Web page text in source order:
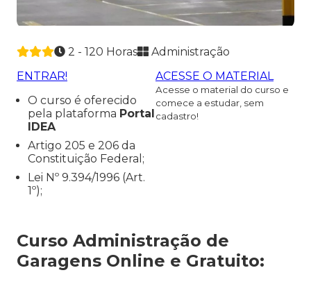
2 - 120 Horas
Administração
ENTRAR!
O curso é oferecido
pela plataforma Portal
IDEA
Artigo 205 e 206 da
Constituição Federal;
Lei Nº 9.394/1996 (Art.
1º);
ACESSE O MATERIAL
Acesse o material do curso e
comece a estudar, sem
cadastro!
Curso Administração de
Garagens Online e Gratuito: